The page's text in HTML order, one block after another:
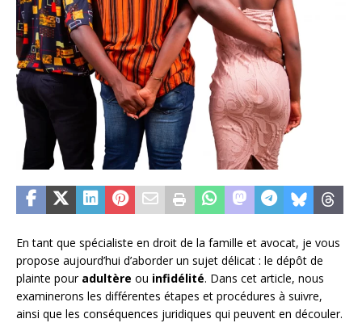
En tant que spécialiste en droit de la famille et avocat, je vous
propose aujourd’hui d’aborder un sujet délicat : le dépôt de
plainte pour adultère ou infidélité. Dans cet article, nous
examinerons les différentes étapes et procédures à suivre,
ainsi que les conséquences juridiques qui peuvent en découler.